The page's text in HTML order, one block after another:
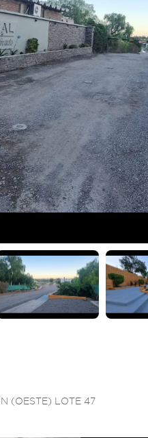
(OESTE) LOTE 47